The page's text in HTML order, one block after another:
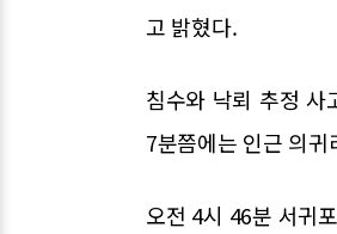
고 밝혔다.
침수와 낙뢰 추정 사
7분쯤에는 인근 의
오전 4시 46분 서귀